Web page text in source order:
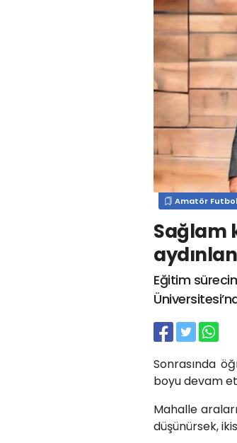
mert cengiz
#
gülspor41
#
#erdem övüç
metin diyadinspor41
kocaelispor
Amatör Futbol
Sağlam
Eğitim
Sonrasında
boyu devam
Mahalle
düşünürsek,